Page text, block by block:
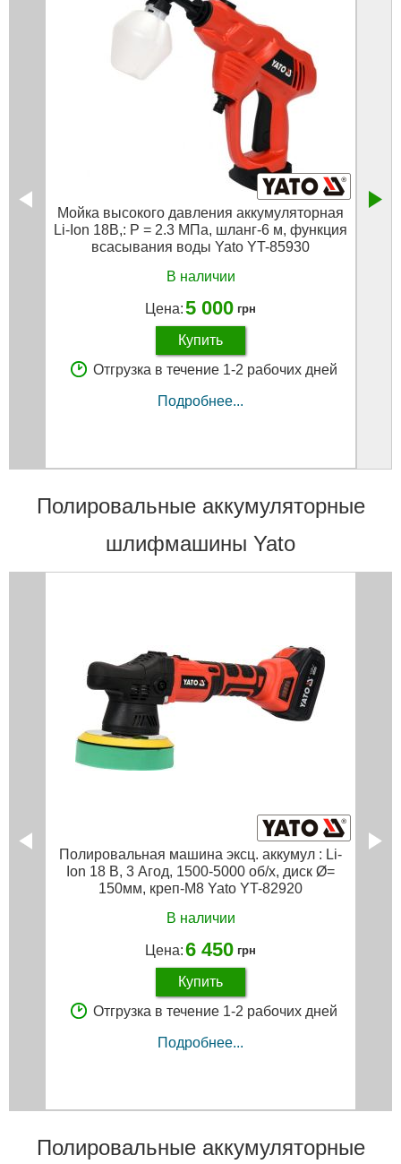
Мойка высокого давления аккумуляторная
Li-Ion 18В,: P = 2.3 МПа, шланг-6 м, функция
всасывания воды Yato YT-85930
В наличии
Цена:5 000 грн
Купить
Отгрузка в течение 1-2 рабочих дней
Подробнее...
Полировальные аккумуляторные
шлифмашины Yato
Полировальная машина эксц. аккумул : Li-
Ion 18 В, 3 Агод, 1500-5000 об/х, диск Ø=
150мм, креп-М8 Yato YT-82920
В наличии
Цена:6 450 грн
Купить
Отгрузка в течение 1-2 рабочих дней
Подробнее...
Полировальные аккумуляторные